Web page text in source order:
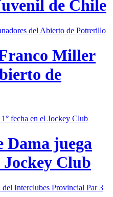
de Chile
Miller
de
Dama juega
Jockey Club